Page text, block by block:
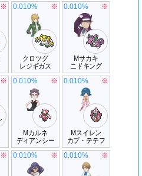
※
クロツグ
レジギガス
0.010% ※
Mサカキ
ニドキング
0.010% ※
※
Mカルネ
ディアンシー
0.010% ※
Mスイレン
カプ・テテフ
0.010% ※
※ 0.010% ※ 0.010% ※